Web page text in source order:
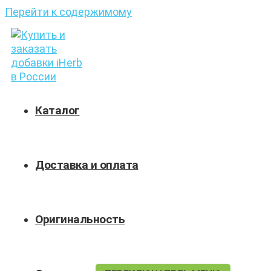
Перейти к содержимому
Каталог
Доставка и оплата
Оригинальность